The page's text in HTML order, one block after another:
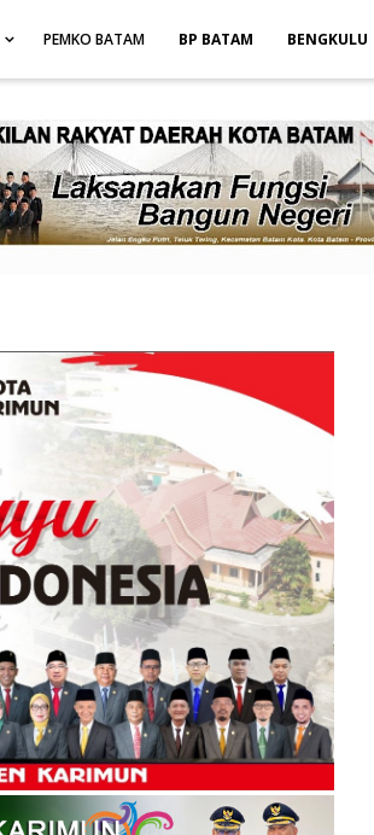
PEMKO BATAM BP BATAM BENGKULU